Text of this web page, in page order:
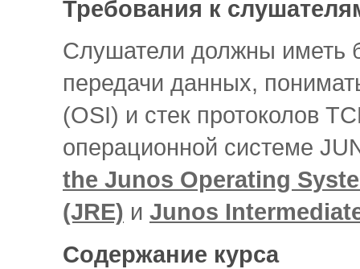
Требования к
Слушатели должны иметь
передачи данных,
(OSI) и стек протоколов
операционной системе
the Junos Operating
(JRE) и Junos
Содержание курса